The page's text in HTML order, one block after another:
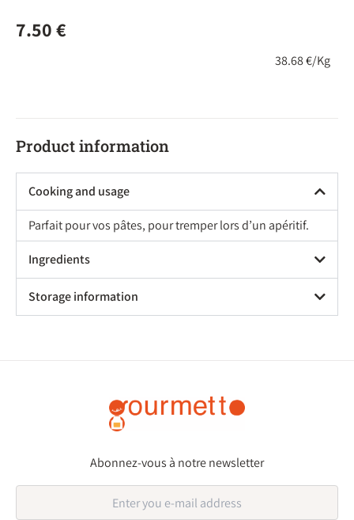
7.50€
38.68 €/Kg
Product information
Cooking and usage
Parfait pour vos pâtes, pour tremper lors d’un apéritif.
Ingredients
Storage information
Abonnez-vous à notre newsletter